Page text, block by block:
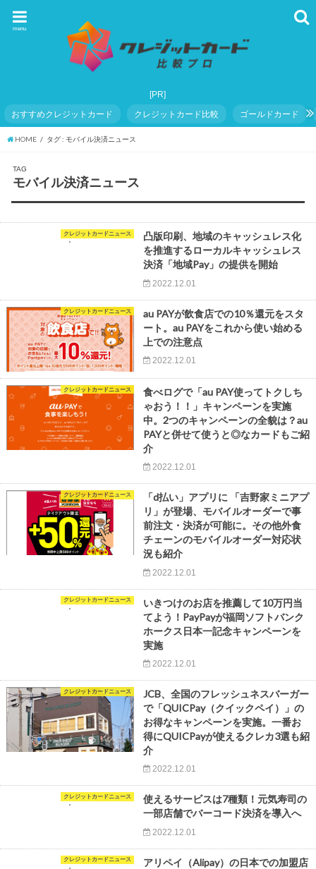
menu
おすすめクレジットカード クレジットカード比較 ゴールドカード
HOME タグ : モバイル決済ニュース
TAG
モバイル決済ニュース
クレジットカードニュース
凸版印刷、地域のキャッシュレス化
を推進するローカルキャッシュレス
決済「地域Pay」の提供を開始
2022.12.01
クレジットカードニュース
au PAYが飲食店での10％還元をスタ
ート。au PAYをこれから使い始める
上での注意点
2022.12.01
クレジットカードニュース
食べログで「au PAY使ってトクしち
ゃおう！！」キャンペーンを実施
中。2つのキャンペーンの全貌は？au
PAYと併せて使うと◎なカードもご紹
介
2022.12.01
クレジットカードニュース
「d払い」アプリに 「吉野家ミニアプ
リ」が登場、モバイルオーダーで事
前注文・決済が可能に。その他外食
チェーンのモバイルオーダー対応状
況も紹介
2022.12.01
クレジットカードニュース
いきつけのお店を推薦して10万円当
てよう！PayPayが福岡ソフトバンク
ホークス日本一記念キャンペーンを
実施
2022.12.01
クレジットカードニュース
JCB、全国のフレッシュネスバーガー
で「QUICPay（クイックペイ）」の
お得なキャンペーンを実施。一番お
得にQUICPayが使えるクレカ3選も紹
介
2022.12.01
クレジットカードニュース
使えるサービスは7種類！元気寿司の
一部店舗でバーコード決済を導入へ
2022.12.01
クレジットカードニュース
アリペイ（Alipay）の日本での加盟店